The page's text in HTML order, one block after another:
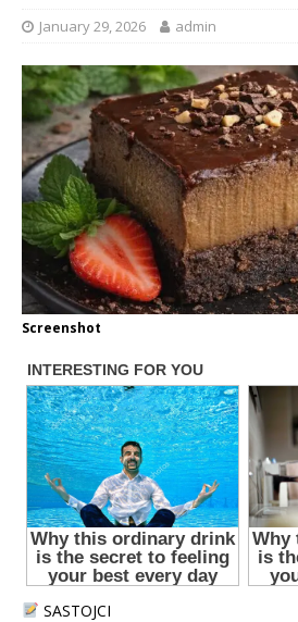
January 29, 2026 admin
Screenshot
SASTOJCI